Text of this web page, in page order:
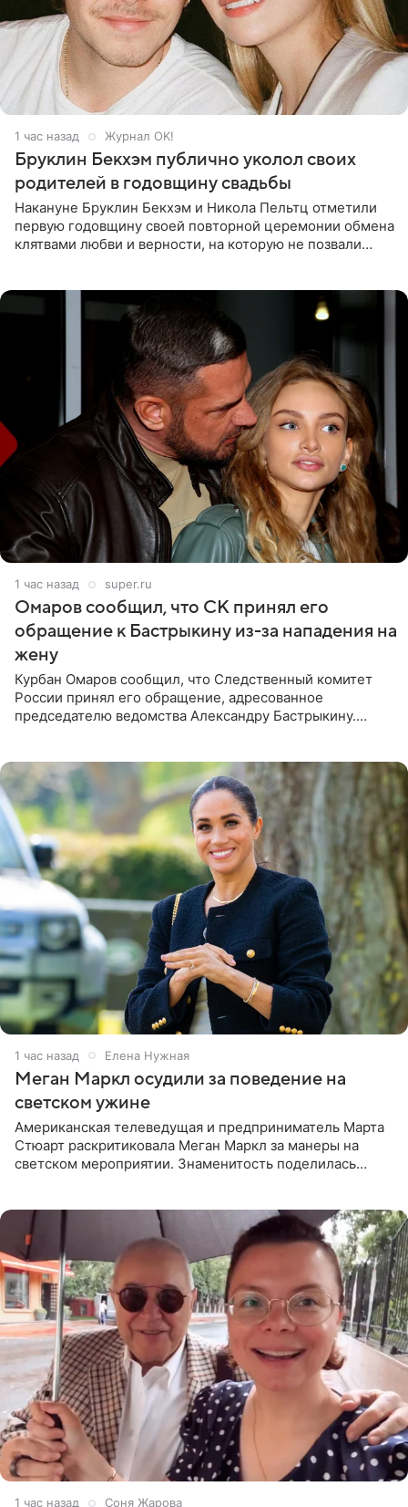
1 час назад Журнал OK!
Бруклин Бекхэм публично уколол своих
родителей в годовщину свадьбы
Накануне Бруклин Бекхэм и Никола Пельтц отметили
первую годовщину своей повторной церемонии обмена
клятвами любви и верности, на которую не позвали
1 час назад super.ru
Омаров сообщил, что СК принял его
обращение к Бастрыкину из-за нападения на
жену
Курбан Омаров сообщил, что Следственный комитет
России принял его обращение, адресованное
председателю ведомства Александру Бастрыкину.
1 час назад Елена Нужная
Меган Маркл осудили за поведение на
светском ужине
Американская телеведущая и предприниматель Марта
Стюарт раскритиковала Меган Маркл за манеры на
светском мероприятии. Знаменитость поделилась
1 час назад Соня Жарова